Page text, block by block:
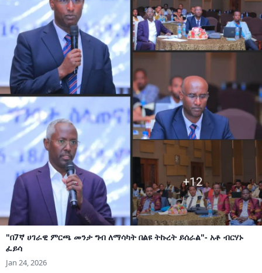
"በ7ኛ ሀገራዊ ምርጫ መንታ ግብ ለማሳካት በልዩ ትኩረት ይሰራል"- አቶ ብርሃኑ
ፈይሳ
Jan 24, 2026